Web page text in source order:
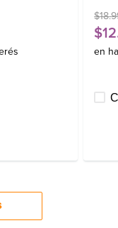
$18.
$12
en